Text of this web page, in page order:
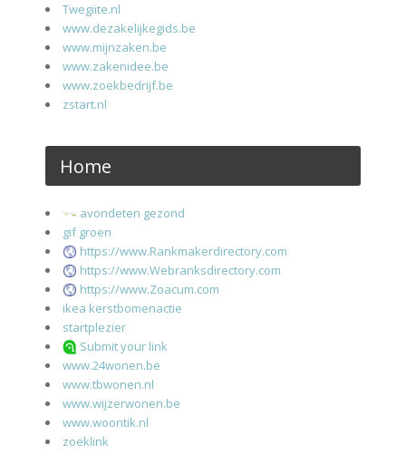
Twegiite.nl
www.dezakelijkegids.be
www.mijnzaken.be
www.zakenidee.be
www.zoekbedrijf.be
zstart.nl
Home
avondeten gezond
gif groen
https://www.Rankmakerdirectory.com
https://www.Webranksdirectory.com
https://www.Zoacum.com
ikea kerstbomenactie
startplezier
Submit your link
www.24wonen.be
www.tbwonen.nl
www.wijzerwonen.be
www.woontik.nl
zoeklink